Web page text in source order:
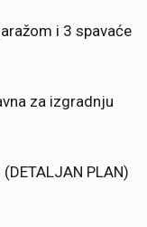
i 3 spavaće
za izgradnju
PLAN)